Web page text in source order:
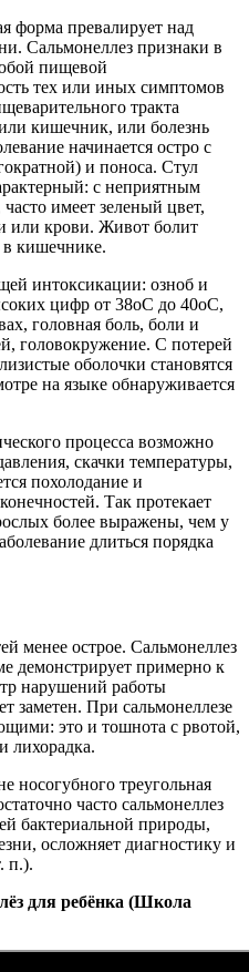
форма превалирует над
Сальмонеллез признаки в
пищевой
тех или иных симптомов
тракта
кишечник, или болезнь
начинается остро с
и поноса. Стул
с неприятным
имеет зеленый цвет,
или крови. Живот болит
кишечнике.
интоксикации: озноб и
цифр от 38оС до 40оС,
головная боль, боли и
головокружение. С потерей
оболочки становятся
на языке обнаруживается
процесса возможно
скачки температуры,
похолодание и
Так протекает
более выражены, чем у
длиться порядка
менее острое. Сальмонеллез
демонстрирует примерно к
нарушений работы
заметен. При сальмонеллезе
это и тошнота с рвотой,
лихорадка.
носогубного треугольная
часто сальмонеллез
бактериальной природы,
осложняет диагностику и
п.).
для ребёнка (Школа